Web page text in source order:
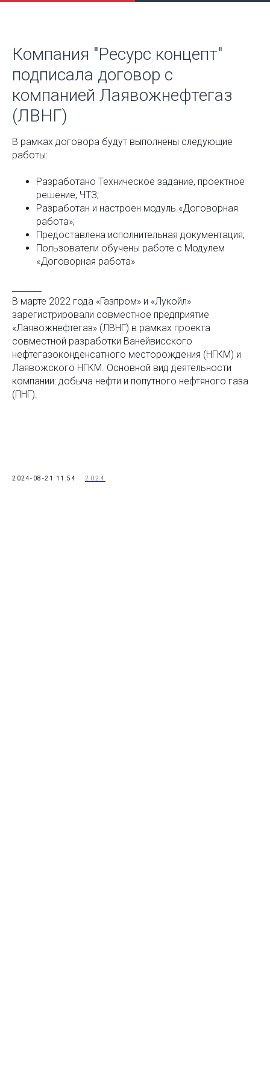
Компания "Ресурс концепт"
подписала договор с
компанией Лаявожнефтегаз
(ЛВНГ)
В рамках договора будут выполнены следующие
работы:
Разработано Техническое задание, проектное
решение, ЧТЗ;
Разработан и настроен модуль «Договорная
работа»;
Предоставлена исполнительная документация;
Пользователи обучены работе с Модулем
«Договорная работа»
В марте 2022 года «Газпром» и «Лукойл»
зарегистрировали совместное предприятие
«Лаявожнефтегаз» (ЛВНГ) в рамках проекта
совместной разработки Ванейвисского
нефтегазоконденсатного месторождения (НГКМ) и
Лаявожского НГКМ. Основной вид деятельности
компании: добыча нефти и попутного нефтяного газа
(ПНГ).
2024-08-21 11:54 2024